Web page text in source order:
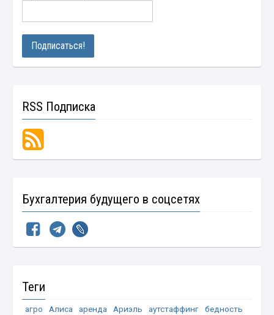
RSS Подписка
Бухгалтерия будущего в соцсетях
Теги
агро Алиса аренда Ариэль аутстаффинг
бедность